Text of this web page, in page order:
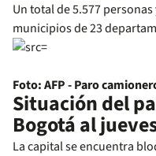
Un total de 5.577
municipios de 23
Foto: AFP - Paro
Situación del
Bogotá al
La capital se encuentra